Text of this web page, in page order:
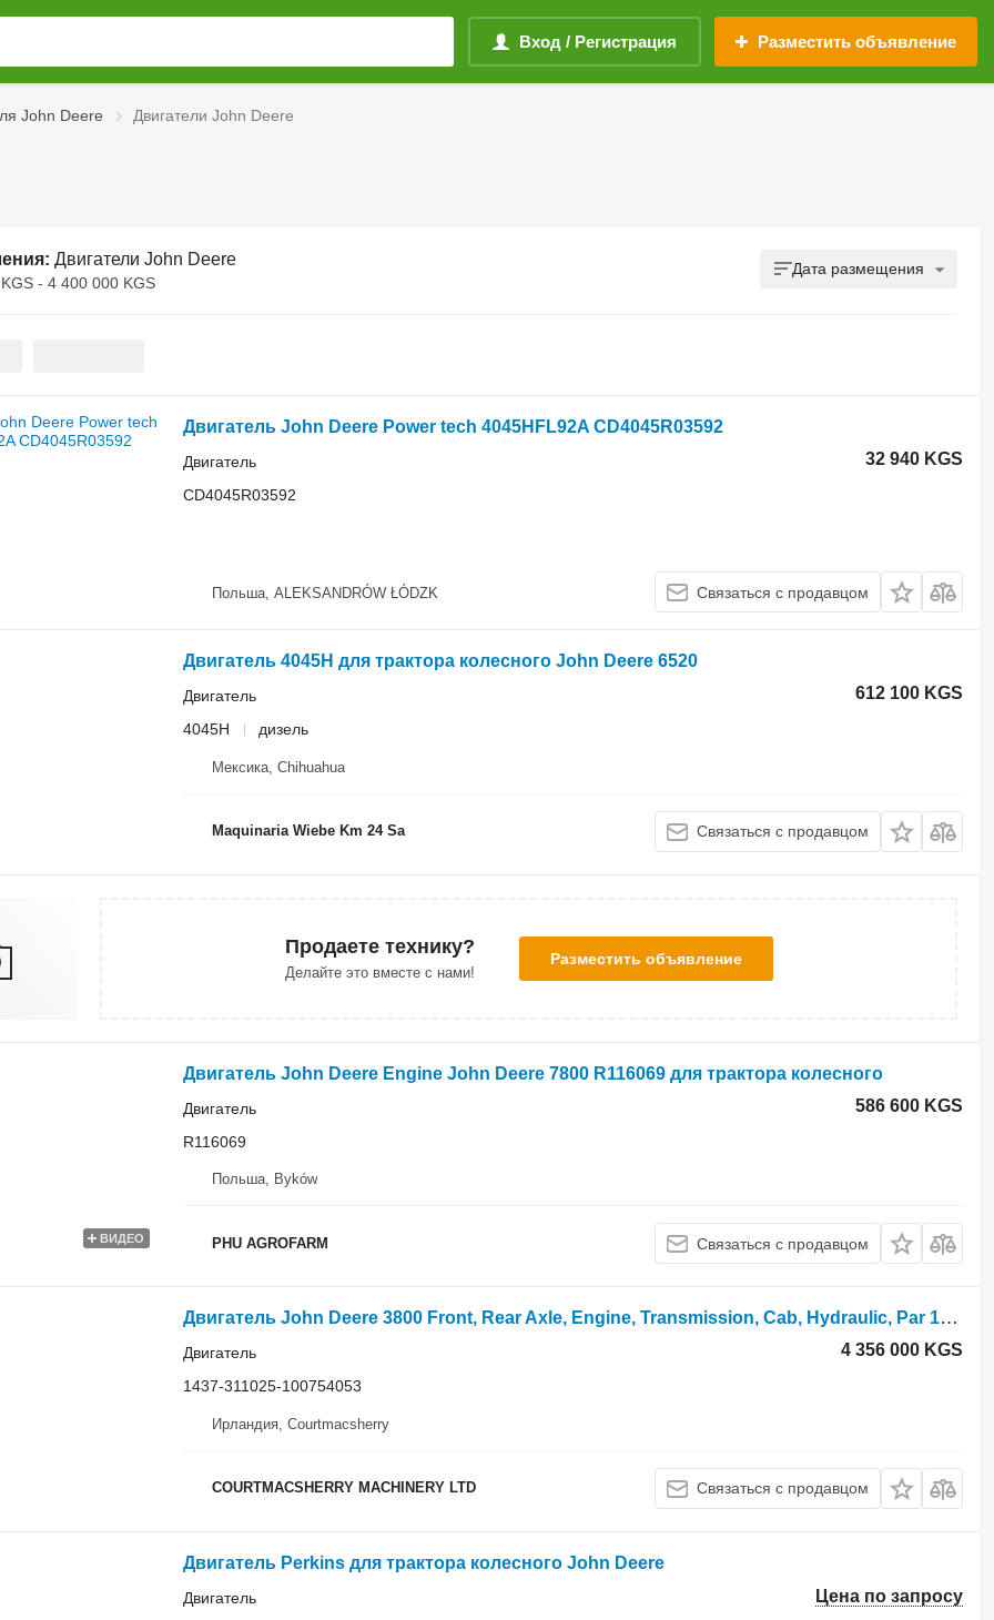
Вход / Регистрация Разместить объявление
John Deere Двигатели John Deere
Двигатели John Deere
- 4 400 000 KGS
Дата размещения
Двигатель John Deere Power tech 4045HFL92A CD4045R03592
32 940 KGS
Двигатель
CD4045R03592
Польша, ALEKSANDRÓW ŁÓDZK Связаться с продавцом
Двигатель 4045H для трактора колесного John Deere 6520
612 100 KGS
Двигатель
4045H
дизель
Мексика, Chihuahua
Maquinaria Wiebe Km 24 Sa Связаться с продавцом
Продаете технику?
Делайте это вместе с нами!
Разместить объявление
ВИДЕО
Двигатель John Deere Engine John Deere 7800 R116069 для трактора колесного
586 600 KGS
Двигатель
R116069
Польша, Byków
PHU AGROFARM Связаться с продавцом
Двигатель John Deere 3800 Front, Rear Axle, Engine, Transmission, Cab, Hydraulic, Par 1437-311025-100754053 для сельскохозяйственного погрузчика
4 356 000 KGS
Двигатель
1437-311025-100754053
Ирландия, Courtmacsherry
COURTMACSHERRY MACHINERY LTD Связаться с продавцом
Двигатель Perkins для трактора колесного John Deere
Цена по запросу
Двигатель